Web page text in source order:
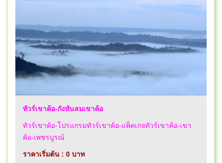
ทัวร์เขาค้อ-กังหันลมเขาค้อ
ทัวร์เขาค้อ-โปรแกรมทัวร์เขาค้อ-แพ็คเกจทัวร์เขาค้อ-เขา
ค้อ-เพชรบูรณ์
ราคาเริ่มต้น : 0 บาท